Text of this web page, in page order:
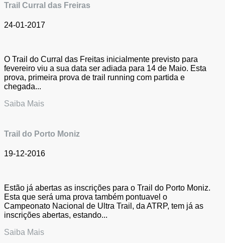
Trail Curral das Freiras
24-01-2017
O Trail do Curral das Freitas inicialmente previsto para
fevereiro viu a sua data ser adiada para 14 de Maio. Esta
prova, primeira prova de trail running com partida e
chegada...
Saiba Mais
Trail do Porto Moniz
19-12-2016
Estão já abertas as inscrições para o Trail do Porto Moniz.
Esta que será uma prova também pontuavel o
Campeonato Nacional de Ultra Trail, da ATRP, tem já as
inscrições abertas, estando...
Saiba Mais